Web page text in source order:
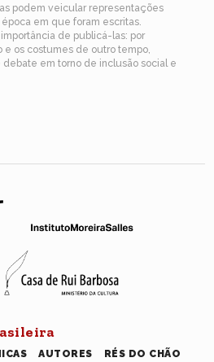
podem veicular representações
em que foram escritas.
de publicá-las: por
os costumes de outro tempo,
em torno de inclusão social e
AUTORES
RÉS DO CHÃO